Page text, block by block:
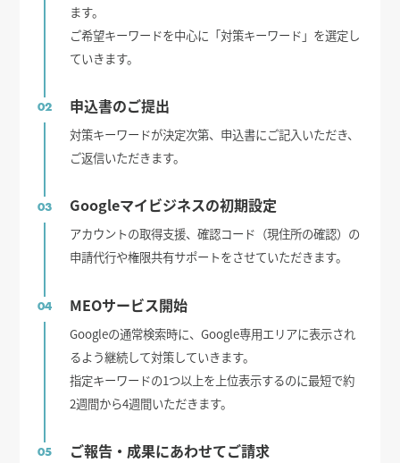
ます。
ご希望キーワードを中心に「対策キーワード」を選定し
ていきます。
02 申込書のご提出
対策キーワードが決定次第、申込書にご記入いただき、
ご返信いただきます。
03 Googleマイビジネスの初期設定
アカウントの取得支援、確認コード（現住所の確認）の
申請代行や権限共有サポートをさせていただきます。
04 MEOサービス開始
Googleの通常検索時に、Google専用エリアに表示され
るよう継続して対策していきます。
指定キーワードの1つ以上を上位表示するのに最短で約
2週間から4週間いただきます。
05 ご報告・成果にあわせてご請求